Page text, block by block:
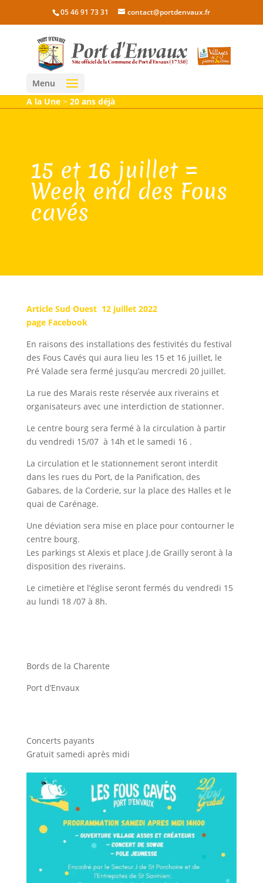
05 46 91 73 31 contact@portdenvaux.fr
Menu
A la Une> 20 ans déjà
15 et 16 juillet =
Week end des Fous
cavés
Article Sud Ouest 12 juillet 2022
page Facebook
En raisons des installations des festivités du festival
des Fous Cavés qui aura lieu les 15 et 16 juillet, le
Pré Valade sera fermé jusqu’au mercredi 20 juillet.
La rue des Marais reste réservée aux riverains et
organisateurs avec une interdiction de stationner.
Le centre bourg sera fermé à la circulation à partir
du vendredi 15/07 à 14h et le samedi 16 .
La circulation et le stationnement seront interdit
dans les rues du Port, de la Panification, des
Gabares, de la Corderie, sur la place des Halles et le
quai de Carénage.
Une déviation sera mise en place pour contourner le
centre bourg.
Les parkings st Alexis et place J.de Grailly seront à la
disposition des riverains.
Le cimetière et l’église seront fermés du vendredi 15
au lundi 18 /07 à 8h.
Bords de la Charente
Port d’Envaux
Concerts payants
Gratuit samedi après midi